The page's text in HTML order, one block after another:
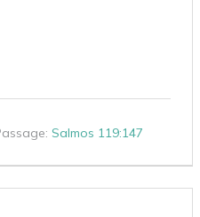
Salmos 119:147